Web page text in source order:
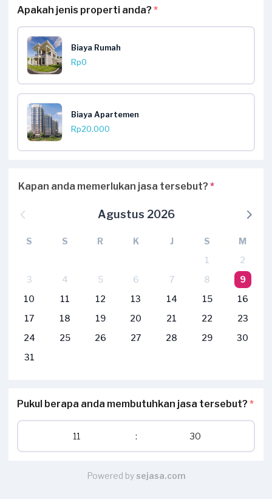
Apakah jenis properti anda? *
Biaya Rumah
Rp0
Biaya Apartemen
Rp20.000
Kapan anda memerlukan jasa tersebut? *
Agustus 2026
S S R K J S
M
1
2
3
4 5 6 7 8
9
10
11 12 13 14 15
16
17
18 19 20 21 22
23
24
25 26 27 28 29
30
31
Pukul berapa anda membutuhkan jasa tersebut? *
11 : 30
Powered bysejasa.com